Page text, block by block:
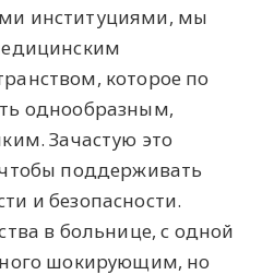
институциями, мы
которое по
однообразным,
Зачастую это
поддерживать
и безопасности.
в больнице, с одной
шокирующим, но